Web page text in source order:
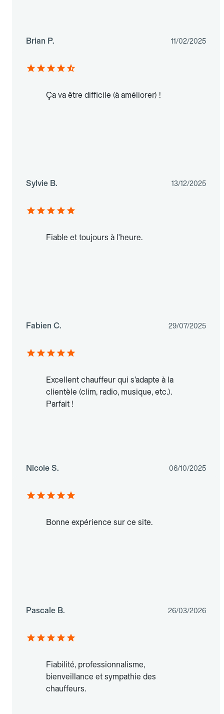
Brian P. 11/02/2025
Ça va être difficile (à améliorer) !
Sylvie B. 13/12/2025
Fiable et toujours à l'heure.
Fabien C. 29/07/2025
Excellent chauffeur qui s’adapte à la
clientèle (clim, radio, musique, etc.).
Parfait !
Nicole S. 06/10/2025
Bonne expérience sur ce site.
Pascale B. 26/03/2026
Fiabilité, professionnalisme,
bienveillance et sympathie des
chauffeurs.